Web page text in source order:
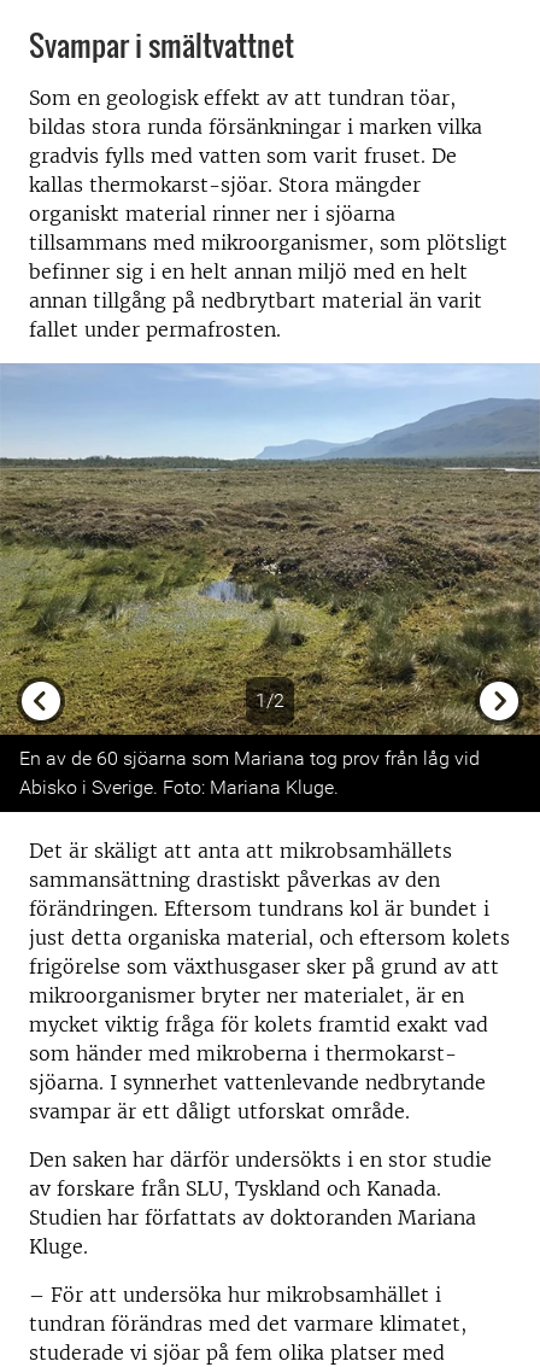
Svampar i smältvattnet
Som en geologisk effekt av att tundran töar,
bildas stora runda försänkningar i marken vilka
gradvis fylls med vatten som varit fruset. De
kallas thermokarst-sjöar. Stora mängder
organiskt material rinner ner i sjöarna
tillsammans med mikroorganismer, som plötsligt
befinner sig i en helt annan miljö med en helt
annan tillgång på nedbrytbart material än varit
fallet under permafrosten.
1/2
Previous
En av de 60 sjöarna som Mariana tog prov från låg vid
Abisko i Sverige. Foto: Mariana Kluge.
Det är skäligt att anta att mikrobsamhällets
sammansättning drastiskt påverkas av den
förändringen. Eftersom tundrans kol är bundet i
just detta organiska material, och eftersom kolets
frigörelse som växthusgaser sker på grund av att
mikroorganismer bryter ner materialet, är en
mycket viktig fråga för kolets framtid exakt vad
som händer med mikroberna i thermokarst-
sjöarna. I synnerhet vattenlevande nedbrytande
svampar är ett dåligt utforskat område.
Den saken har därför undersökts i en stor studie
av forskare från SLU, Tyskland och Kanada.
Studien har författats av doktoranden Mariana
Kluge.
– För att undersöka hur mikrobsamhället i
tundran förändras med det varmare klimatet,
studerade vi sjöar på fem olika platser med